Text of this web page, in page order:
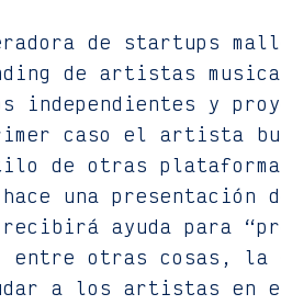
de startups
de artistas
independientes y
caso el artista
de otras
una presentación
recibirá ayuda para
entre otras cosas, la
a los artistas en